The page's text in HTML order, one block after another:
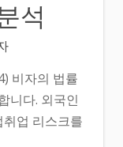
석
비자의 법률
니다. 외국인
업 리스크를